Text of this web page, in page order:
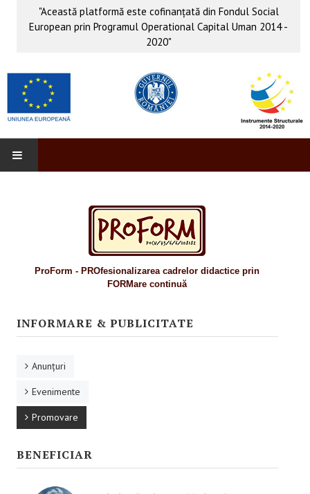
"Această platformă este cofinanţată din Fondul Social
European prin Programul Operational Capital Uman 2014 -
2020"
Pentru educaţie incluzivă
Pentru management instituțional
Pentru educație incluzivă
ProForm - PROfesionalizarea cadrelor didactice prin
FORMare continuă
INFORMARE & PUBLICITATE
Anunţuri
Evenimente
Promovare
BENEFICIAR